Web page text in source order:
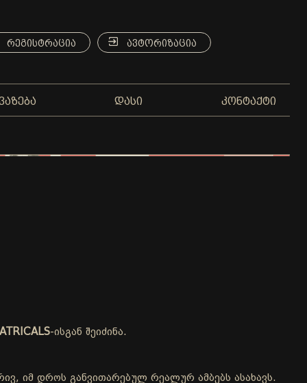
ᲠᲔᲒᲘᲡᲢᲠᲐᲪᲘᲐ ᲐᲕᲢᲝᲠᲘᲖᲐᲪᲘᲐ
ᲓᲐᲡᲘ ᲙᲝᲜᲢᲐᲥᲢᲘ
-ისგან შეიძინა.
იმ დროს განვითარებულ რეალურ ამბებს ასახავს.